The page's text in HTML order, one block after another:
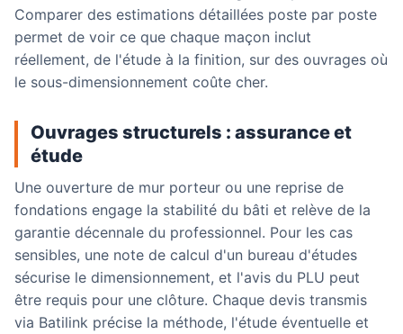
Comparer des estimations détaillées poste par poste
permet de voir ce que chaque maçon inclut
réellement, de l'étude à la finition, sur des ouvrages où
le sous-dimensionnement coûte cher.
Ouvrages structurels : assurance et
étude
Une ouverture de mur porteur ou une reprise de
fondations engage la stabilité du bâti et relève de la
garantie décennale du professionnel. Pour les cas
sensibles, une note de calcul d'un bureau d'études
sécurise le dimensionnement, et l'avis du PLU peut
être requis pour une clôture. Chaque devis transmis
via Batilink précise la méthode, l'étude éventuelle et